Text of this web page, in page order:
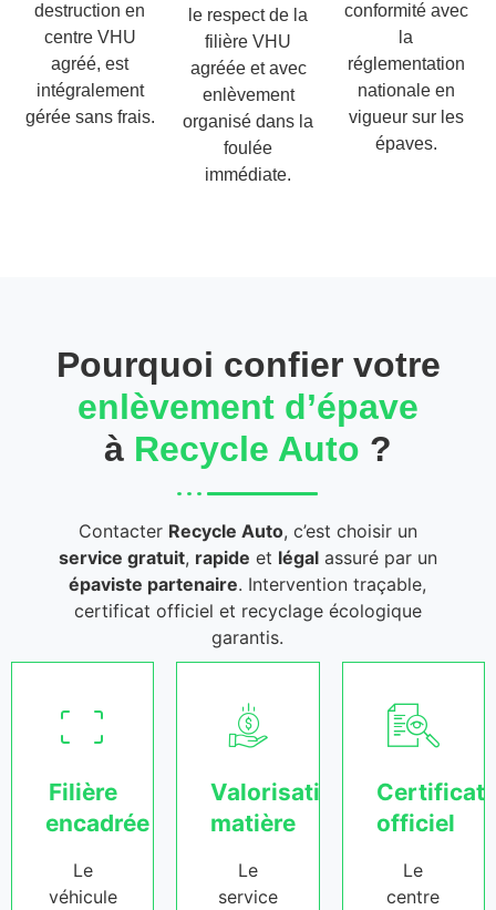
destruction en
centre VHU
agréé, est
intégralement
gérée sans frais.
le respect de la
filière VHU
agréée et avec
enlèvement
organisé dans la
foulée
immédiate.
conformité avec
la
réglementation
nationale en
vigueur sur les
épaves.
Pourquoi confier votre
enlèvement d’épave
à Recycle Auto ?
Contacter Recycle Auto, c’est choisir un
service gratuit, rapide et légalassuré par un
épaviste partenaire. Intervention traçable,
certificat officiel et recyclage écologique
garantis.
Filière
encadrée
Le
véhicule
Valorisation
matière
Le
service
Certificat
officiel
Le
centre